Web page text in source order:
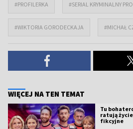
#PROFILERKA #SERIAL KRYMINALNY
#WIKTORIA GORODECKAJA #MICHAŁ
WIĘCEJ NA TEN TEMAT
Tu
ratują
fikcyjne